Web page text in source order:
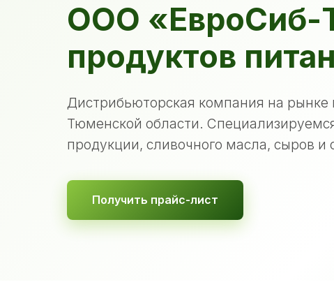
ООО «ЕвроСиб-
продуктов
Дистрибьюторская компания на
Тюменской области.
продукции, сливочного масла, сыров и
Получить прайс-лист